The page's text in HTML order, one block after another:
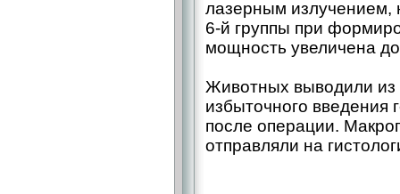
лазерным излучением,
6-й группы при
мощность увеличена
Животных выводили из
избыточного введения
после операции.
отправляли на